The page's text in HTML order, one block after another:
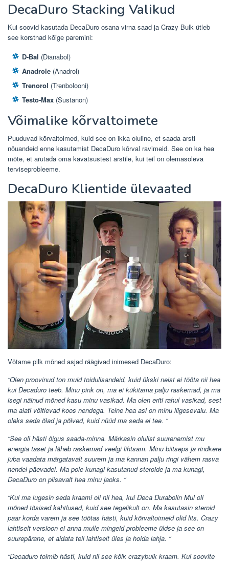
DecaDuro Stacking Valikud
Kui soovid kasutada DecaDuro osana virna saad ja Crazy Bulk ütleb
see korstnad kõige paremini:
D-Bal (Dianabol)
Anadrole (Anadrol)
Trenorol (Trenbolooni)
Testo-Max (Sustanon)
Võimalike kõrvaltoimete
Puuduvad kõrvaltoimed, kuid see on ikka oluline, et saada arsti
nõuandeid enne kasutamist DecaDuro kõrval ravimeid. See on ka hea
mõte, et arutada oma kavatsustest arstile, kui teil on olemasoleva
terviseprobleeme.
DecaDuro Klientide ülevaated
Võtame pilk mõned asjad räägivad inimesed DecaDuro:
“Olen proovinud ton muid toidulisandeid, kuid ükski neist ei tööta nii hea
kui Decaduro teeb. Minu pink on, ma ei kükitama palju raskemad, ja ma
isegi näinud mõned kasu minu vasikad. Ma olen eriti rahul vasikad, sest
ma alati võitlevad koos nendega. Teine hea asi on minu liigesevalu. Ma
oleks seda õlad ja põlved, kuid nüüd ma seda ei tee. “
“See oli hästi õigus saada-minna. Märkasin olulist suurenemist mu
energia taset ja läheb raskemad veelgi lihtsam. Minu biitseps ja rindkere
juba vaadata märgatavalt suurem ja ma kannan palju ringi vähem rasva
nendel päevadel. Ma pole kunagi kasutanud steroide ja ma kunagi,
DecaDuro on piisavalt hea minu jaoks. “
“Kui ma lugesin seda kraami oli nii hea, kui Deca Durabolin Mul oli
mõned tõsised kahtlused, kuid see tegelikult on. Ma kasutasin steroid
paar korda varem ja see töötas hästi, kuid kõrvaltoimeid olid lits. Crazy
lahtiselt versioon ei anna mulle mingeid probleeme üldse ja see on
suurepärane, et aidata teil lahtiselt üles ja hoida lahja. “
“Decaduro toimib hästi, kuid nii see kõik crazybulk kraam. Kui soovite